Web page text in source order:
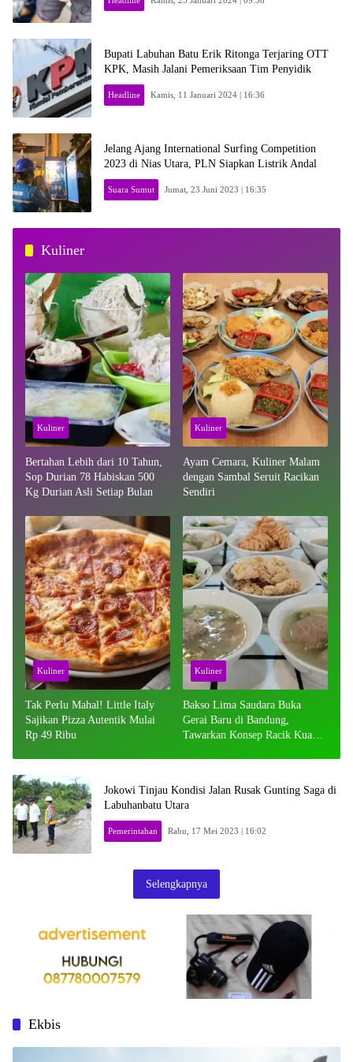
Bupati Labuhan Batu Erik Ritonga Terjaring OTT
KPK, Masih Jalani Pemeriksaan Tim Penyidik
Headline Kamis, 11 Januari 2024 | 16:36
Jelang Ajang International Surfing Competition
2023 di Nias Utara, PLN Siapkan Listrik Andal
Suara Sumut Jumat, 23 Juni 2023 | 16:35
Kuliner
Kuliner
Bertahan Lebih dari 10 Tahun,
Sop Durian 78 Habiskan 500
Kg Durian Asli Setiap Bulan
Kuliner
Ayam Cemara, Kuliner Malam
dengan Sambal Seruit Racikan
Sendiri
Kuliner
Tak Perlu Mahal! Little Italy
Sajikan Pizza Autentik Mulai
Rp 49 Ribu
Kuliner
Bakso Lima Saudara Buka
Gerai Baru di Bandung,
Tawarkan Konsep Racik Kuah
Jokowi Tinjau Kondisi Jalan Rusak Gunting Saga di
Labuhanbatu Utara
Pemerintahan Rabu, 17 Mei 2023 | 16:02
Selengkapnya
Ekbis